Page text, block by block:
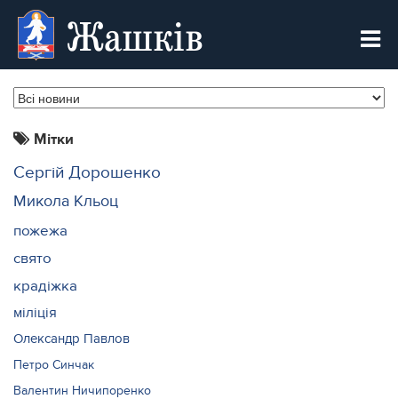
Жашків
Мітки
Сергій Дорошенко
Микола Кльоц
пожежа
свято
крадіжка
міліція
Олександр Павлов
Петро Синчак
Валентин Ничипоренко